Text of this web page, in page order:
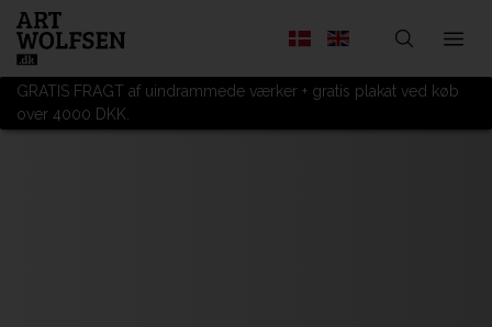
GRATIS FRAGT af uindrammede værker + gratis plakat ved køb
over 4000 DKK.